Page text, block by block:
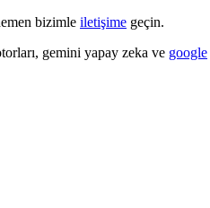
bizimle iletişime geçin.
gemini yapay zeka ve google